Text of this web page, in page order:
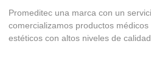
Promeditec una marca con un
comercializamos productos
estéticos con altos niveles de calidad